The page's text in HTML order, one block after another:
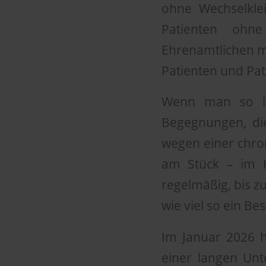
ohne
Patienten
Ehrenamtlichen
Patienten und
Wenn man so
Begegnungen,
wegen einer
am Stück – im
regelmäßig, bis
wie viel so ein
Im Januar 2026
einer langen